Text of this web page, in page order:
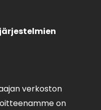
verkoston
on